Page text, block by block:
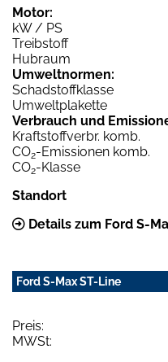
Motor:
kW / PS
Treibstoff
Hubraum
Umweltnormen:
Schadstoffklasse
Umweltplakette
Verbrauch und
Kraftstoffverbr. komb.
CO2-Emissionen komb.
CO2-Klasse
Standort
Details zum Ford S-
Ford S-Max ST-Line
Preis:
MWSt: